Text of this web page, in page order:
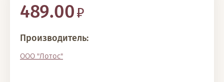
489.00
Производитель:
ООО "Лотос"